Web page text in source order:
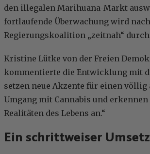
den illegalen Marihuana-Markt
fortlaufende Überwachung wird
Regierungskoalition „zeitnah“
Kristine Lütke von der Freien
kommentierte die Entwicklung mit
setzen neue Akzente für einen völlig
Umgang mit Cannabis und
Realitäten des Lebens an.“
Ein schrittweiser